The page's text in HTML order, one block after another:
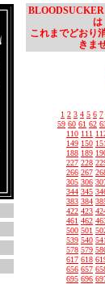
は
これまでどおり
きま
1 2 3 4 5 6 7
59 60 61 62
110 111
149 150 151
188 189
227 228
266 267
305 306
344 345
383 384
422 423
461 462
500 501
539 540 541
578 579
617 618
656 657
695 696